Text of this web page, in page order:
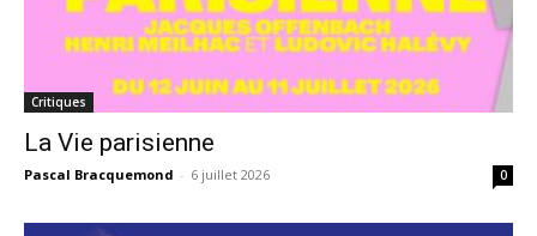
Critiques
La Vie parisienne
Pascal Bracquemond - 6 juillet 2026 0